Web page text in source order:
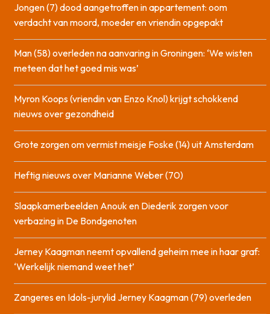
Jongen (7) dood aangetroffen in appartement: oom
verdacht van moord, moeder en vriendin opgepakt
Man (58) overleden na aanvaring in Groningen: ‘We wisten
meteen dat het goed mis was’
Myron Koops (vriendin van Enzo Knol) krijgt schokkend
nieuws over gezondheid
Grote zorgen om vermist meisje Foske (14) uit Amsterdam
Heftig nieuws over Marianne Weber (70)
Slaapkamerbeelden Anouk en Diederik zorgen voor
verbazing in De Bondgenoten
Jerney Kaagman neemt opvallend geheim mee in haar graf:
‘Werkelijk niemand weet het’
Zangeres en Idols-jurylid Jerney Kaagman (79) overleden